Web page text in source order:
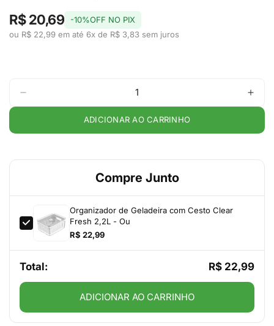
R$ 20,69
-10%OFF NO PIX
ou R$ 22,99 em até 6x de R$ 3,83 sem juros
ADICIONAR AO CARRINHO
Compre Junto
Organizador de Geladeira com Cesto Clear
Fresh 2,2L - Ou
R$ 22,99
Total: R$ 22,99
ADICIONAR AO CARRINHO